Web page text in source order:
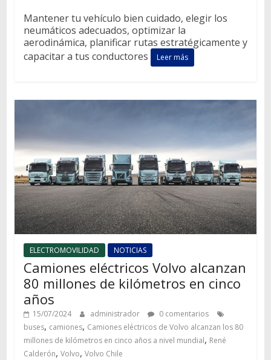
Mantener tu vehículo bien cuidado, elegir los
neumáticos adecuados, optimizar la
aerodinámica, planificar rutas estratégicamente y
capacitar a tus conductores
Leer más
ELECTROMOVILIDAD NOTICIAS
Camiones eléctricos Volvo alcanzan
80 millones de kilómetros en cinco
años
15/07/2024 administrador
0 comentarios
buses, camiones, Camiones eléctricos de Volvo alcanzan los 80
millones de kilómetros en cinco años a nivel mundial, René
Calderón, Volvo, Volvo Chile